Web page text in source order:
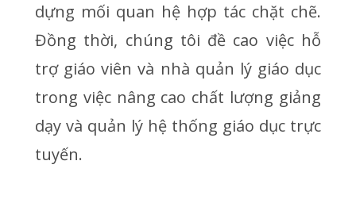
dựng mối quan hệ hợp tác chặt chẽ.
Đồng thời, chúng tôi đề cao việc hỗ
trợ giáo viên và nhà quản lý giáo dục
trong việc nâng cao chất lượng giảng
dạy và quản lý hệ thống giáo dục trực
tuyến.